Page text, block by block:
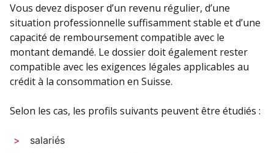
Vous devez disposer d’un revenu régulier, d’une
situation professionnelle suffisamment stable et d’une
capacité de remboursement compatible avec le
montant demandé. Le dossier doit également rester
compatible avec les exigences légales applicables au
crédit à la consommation en Suisse.
Selon les cas, les profils suivants peuvent être étudiés :
salariés